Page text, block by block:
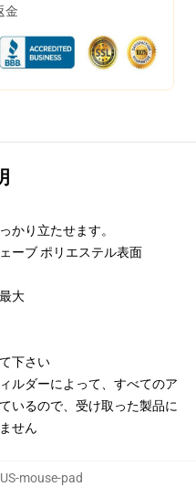
金
かり立たせます。
ーブ ポリエステル表面
大
下さい
ルダーによって、すべてのア
いるので、受け取った製品に
せん
mouse-pad